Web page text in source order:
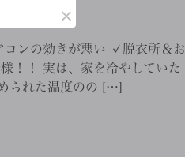
ンの効きが悪い ✓脱衣所＆お
！！ 実は、家を冷やしていた
られた温度のの […]